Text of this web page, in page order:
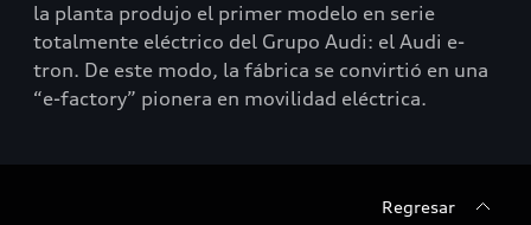
la planta produjo el primer modelo en serie
totalmente eléctrico del Grupo Audi: el Audi e-
tron. De este modo, la fábrica se convirtió en una
“e-factory” pionera en movilidad eléctrica.
Regresar